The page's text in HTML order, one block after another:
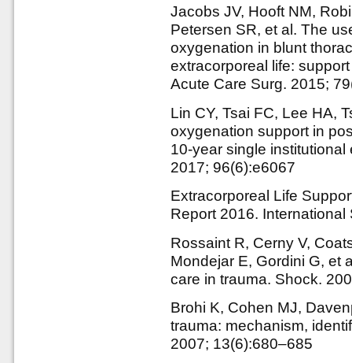
Jacobs JV, Hooft NM,
Petersen SR, et al. The
oxygenation in blunt
extracorporeal life:
Acute Care Surg. 2015;
Lin CY, Tsai FC, Lee HA,
oxygenation support in
10-year single
2017; 96(6):e6067
Extracorporeal Life
Report 2016. International
Rossaint R, Cerny V,
Mondejar E, Gordini G, et
care in trauma. Shock.
Brohi K, Cohen MJ,
trauma: mechanism,
2007; 13(6):680–685